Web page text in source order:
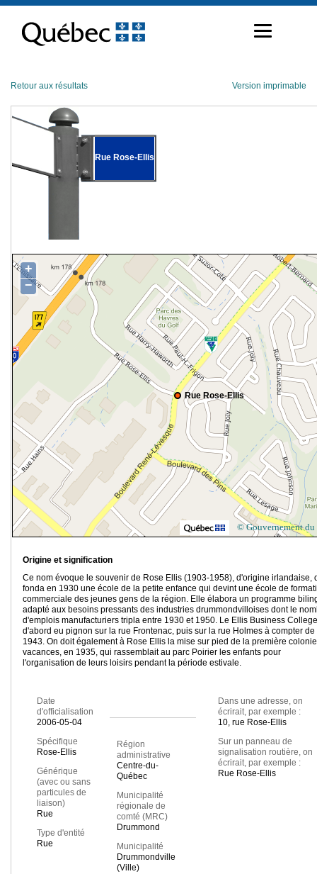
contenu
Retour aux résultats Version imprimable
Rue Rose-Ellis
Rue Rose-Ellis
+
−
© Gouvernement du
Origine et signification
Ce nom évoque le souvenir de Rose Ellis (1903-1958), d'origine irlandaise,
fonda en 1930 une école de la petite enfance qui devint une école de
commerciale des jeunes gens de la région. Elle élabora un programme
adapté aux besoins pressants des industries drummondvilloises dont le
d'emplois manufacturiers tripla entre 1930 et 1950. Le Ellis Business
d'abord eu pignon sur la rue Frontenac, puis sur la rue Holmes à compter de
1943. On doit également à Rose Ellis la mise sur pied de la première
vacances, en 1935, qui rassemblait au parc Poirier les enfants pour
l'organisation de leurs loisirs pendant la période estivale.
Date
d'officialisation
2006-05-04
Spécifique
Rose-Ellis
Générique
(avec ou sans
particules de
liaison)
Rue
Type d'entité
Rue
Région
administrative
Centre-du-
Québec
Municipalité
régionale de
comté (MRC)
Drummond
Municipalité
Drummondville
(Ville)
Dans une adresse, on
écrirait, par exemple :
10, rue Rose-Ellis
Sur un panneau de
signalisation routière, on
écrirait, par exemple :
Rue Rose-Ellis